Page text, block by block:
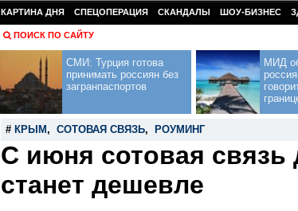
КАРТИНА ДНЯ СПЕЦОПЕРАЦИЯ СКАНДАЛЫ ШОУ-БИЗНЕС
ПОИСК ПО САЙТУ
СМИ: Турция готова
принимать россиян без
загранпаспортов
МИД
# КРЫМ , СОТОВАЯ СВЯЗЬ, РОУМИНГ
С июня сотовая
станет дешевле